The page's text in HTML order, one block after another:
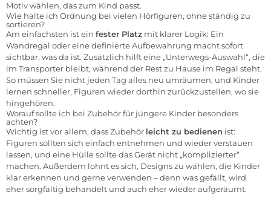
Motiv wählen, das zum Kind passt.
Wie halte ich Ordnung bei vielen Hörfiguren, ohne ständig zu
sortieren?
Am einfachsten ist ein fester Platz mit klarer Logik: Ein
Wandregal oder eine definierte Aufbewahrung macht sofort
sichtbar, was da ist. Zusätzlich hilft eine „Unterwegs-Auswahl“, die
im Transporter bleibt, während der Rest zu Hause im Regal steht.
So müssen Sie nicht jeden Tag alles neu umräumen, und Kinder
lernen schneller, Figuren wieder dorthin zurückzustellen, wo sie
hingehören.
Worauf sollte ich bei Zubehör für jüngere Kinder besonders
achten?
Wichtig ist vor allem, dass Zubehör leicht zu bedienen ist:
Figuren sollten sich einfach entnehmen und wieder verstauen
lassen, und eine Hülle sollte das Gerät nicht „komplizierter“
machen. Außerdem lohnt es sich, Designs zu wählen, die Kinder
klar erkennen und gerne verwenden – denn was gefällt, wird
eher sorgfältig behandelt und auch eher wieder aufgeräumt.